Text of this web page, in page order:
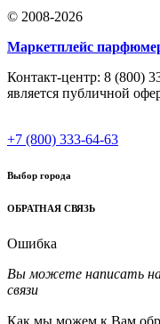
© 2008-2026
Маркетплейс
Контакт-центр: 8 (800)
является публичной
+7 (800) 333-64-63
Выбор города
ОБРАТНАЯ СВЯЗЬ
Ошибка
Вы можете написать
связи
Как мы можем к Вам